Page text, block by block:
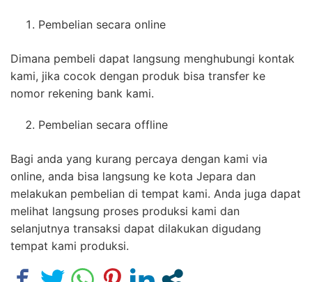
Pembelian secara online
Dimana pembeli dapat langsung menghubungi kontak
kami, jika cocok dengan produk bisa transfer ke
nomor rekening bank kami.
Pembelian secara offline
Bagi anda yang kurang percaya dengan kami via
online, anda bisa langsung ke kota Jepara dan
melakukan pembelian di tempat kami. Anda juga dapat
melihat langsung proses produksi kami dan
selanjutnya transaksi dapat dilakukan digudang
tempat kami produksi.